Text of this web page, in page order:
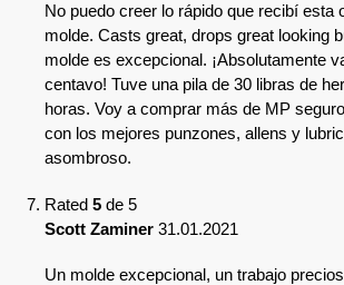
No puedo creer lo rápido que recibí esta
molde. Casts great, drops great looking
molde es excepcional. ¡Absolutamente
centavo! Tuve una pila de 30 libras de
horas. Voy a comprar más de MP
con los mejores punzones, allens y
asombroso.
Rated 5 de 5
Scott Zaminer 31.01.2021
Un molde excepcional, un trabajo